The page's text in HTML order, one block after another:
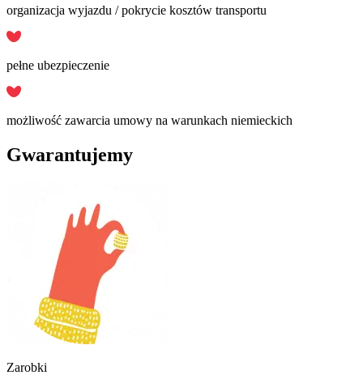
organizacja wyjazdu / pokrycie kosztów transportu
pełne ubezpieczenie
możliwość zawarcia umowy na warunkach niemieckich
Gwarantujemy
Zarobki